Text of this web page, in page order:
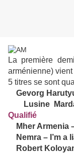
La première
arménienne)
5 titres se sont
Gevorg
Lusine
Qualifié
Mher Armenia
Nemra – I’m a
Robert